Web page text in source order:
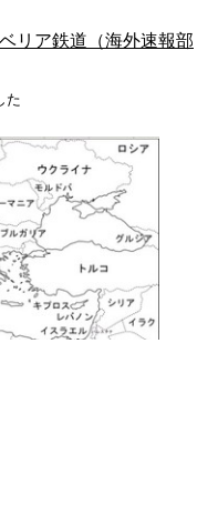
リア鉄道（海外速報部
た